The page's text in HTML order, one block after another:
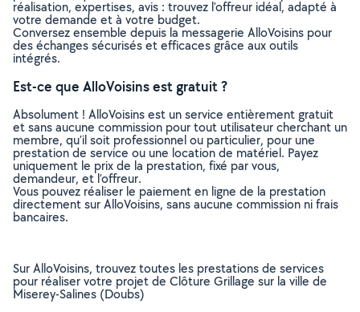
réalisation, expertises, avis : trouvez l'offreur idéal, adapté à
votre demande et à votre budget.
Conversez ensemble depuis la messagerie AlloVoisins pour
des échanges sécurisés et efficaces grâce aux outils
intégrés.
Est-ce que AlloVoisins est gratuit ?
Absolument ! AlloVoisins est un service entièrement gratuit
et sans aucune commission pour tout utilisateur cherchant un
membre, qu’il soit professionnel ou particulier, pour une
prestation de service ou une location de matériel. Payez
uniquement le prix de la prestation, fixé par vous,
demandeur, et l’offreur.
Vous pouvez réaliser le paiement en ligne de la prestation
directement sur AlloVoisins, sans aucune commission ni frais
bancaires.
Sur AlloVoisins, trouvez toutes les prestations de services
pour réaliser votre projet de Clôture Grillage sur la ville de
Miserey-Salines (Doubs)